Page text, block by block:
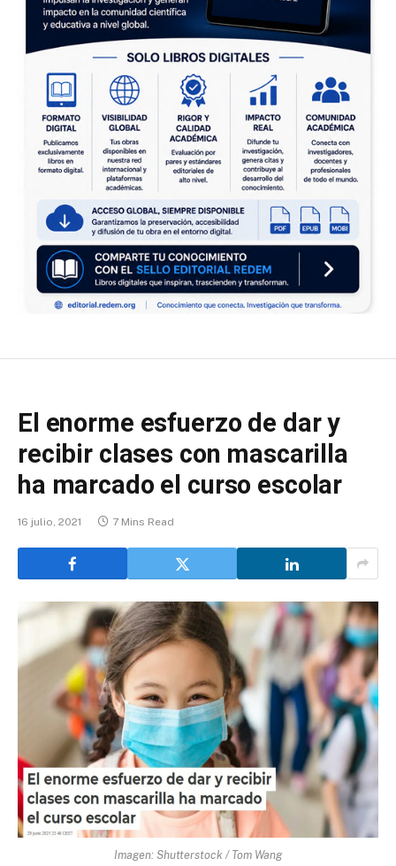
El enorme esfuerzo de dar y
recibir clases con mascarilla
ha marcado el curso escolar
16 julio, 2021 7 Mins Read
Imagen: Shutterstock / Tom Wang